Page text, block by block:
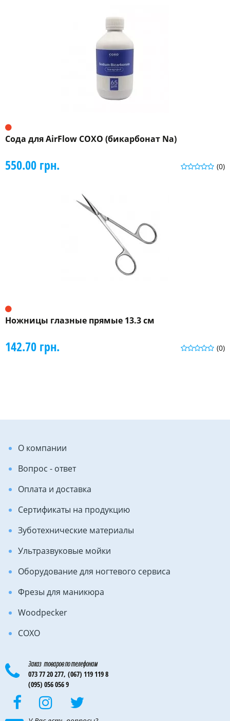
Сода для AirFlow СОХО (бикарбонат Na)
(0)
550.00 грн.
Ножницы глазные прямые 13.3 см
(0)
142.70 грн.
О компании
Вопрос - ответ
Оплата и доставка
Сертификаты на продукцию
Зуботехнические материалы
Ультразвуковые мойки
Оборудование для ногтевого сервиса
Фрезы для маникюра
Woodpecker
COXO
Заказ товаров по телефонам
073 77 20 277, (067) 119 119 8
(095) 056 056 9